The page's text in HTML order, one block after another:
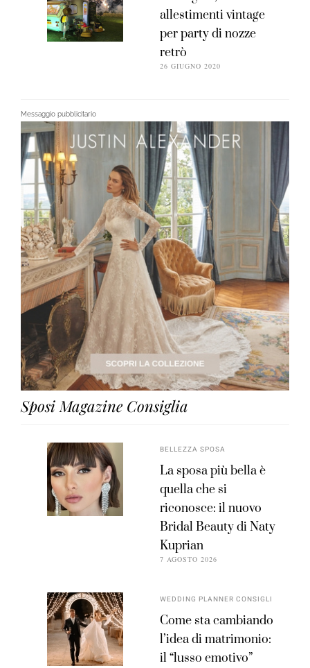
allestimenti vintage
per party di nozze
retrò
26 GIUGNO 2020
Messaggio pubblicitario
Sposi Magazine Consiglia
BELLEZZA SPOSA
La sposa più bella è
quella che si
riconosce: il nuovo
Bridal Beauty di Naty
Kuprian
7 AGOSTO 2026
WEDDING PLANNER CONSIGLI
Come sta cambiando
l’idea di matrimonio:
il “lusso emotivo”